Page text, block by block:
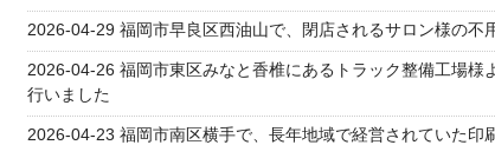
2026-04-29 福岡市早良区西油山で、閉店されるサロン様の不
2026-04-26 福岡市東区みなと香椎にあるトラック整備工場様
行いました
2026-04-23 福岡市南区横手で、長年地域で経営されていた印